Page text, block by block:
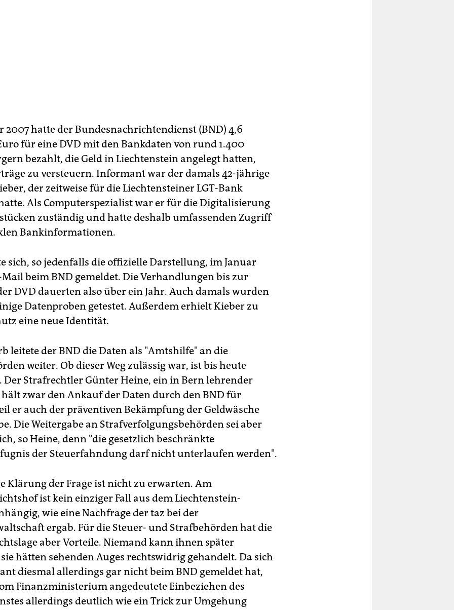
2007 hatte der Bundesnachrichtendienst (BND) 4,6
für eine DVD mit den Bankdaten von rund 1.400
bezahlt, die Geld in Liechtenstein angelegt hatten,
zu versteuern. Informant war der damals 42-jährige
der zeitweise für die Liechtensteiner LGT-Bank
Als Computerspezialist war er für die Digitalisierung
zuständig und hatte deshalb umfassenden Zugriff
Bankinformationen.
sich, so jedenfalls die offizielle Darstellung, im Januar
Mail beim BND gemeldet. Die Verhandlungen bis zur
DVD dauerten also über ein Jahr. Auch damals wurden
Datenproben getestet. Außerdem erhielt Kieber zu
eine neue Identität.
leitete der BND die Daten als "Amtshilfe" an die
weiter. Ob dieser Weg zulässig war, ist bis heute
Strafrechtler Günter Heine, ein in Bern lehrender
zwar den Ankauf der Daten durch den BND für
er auch der präventiven Bekämpfung der Geldwäsche
Die Weitergabe an Strafverfolgungsbehörden sei aber
so Heine, denn "die gesetzlich beschränkte
der Steuerfahndung darf nicht unterlaufen werden".
Klärung der Frage ist nicht zu erwarten. Am
ist kein einziger Fall aus dem Liechtenstein-
wie eine Nachfrage der taz bei der
ergab. Für die Steuer- und Strafbehörden hat die
aber Vorteile. Niemand kann ihnen später
hätten sehenden Auges rechtswidrig gehandelt. Da sich
diesmal allerdings gar nicht beim BND gemeldet hat,
Finanzministerium angedeutete Einbeziehen des
allerdings deutlich wie ein Trick zur Umgehung